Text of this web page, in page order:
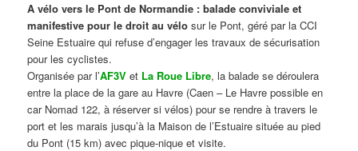
A vélo vers le Pont de Normandie : balade conviviale et
manifestive pour le droit au vélo sur le Pont, géré par la CCI
Seine Estuaire qui refuse d’engager les travaux de sécurisation
pour les cyclistes.
Organisée par l’AF3V et La Roue Libre, la balade se déroulera
entre la place de la gare au Havre (Caen – Le Havre possible en
car Nomad 122, à réserver si vélos) pour se rendre à travers le
port et les marais jusqu’à la Maison de l’Estuaire située au pied
du Pont (15 km) avec pique-nique et visite.